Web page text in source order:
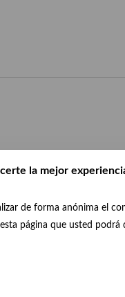
la mejor
de forma anónima el
página que usted